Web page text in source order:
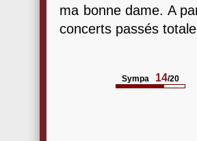
ma bonne dame. A
concerts passés
Sympa 14/20